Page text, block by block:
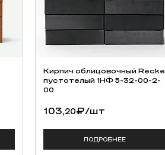
Кирпич облицовочный Recke
пустотелый 1НФ 5-32-00-2-
00
103,20₽/шт
ПОДРОБНЕЕ